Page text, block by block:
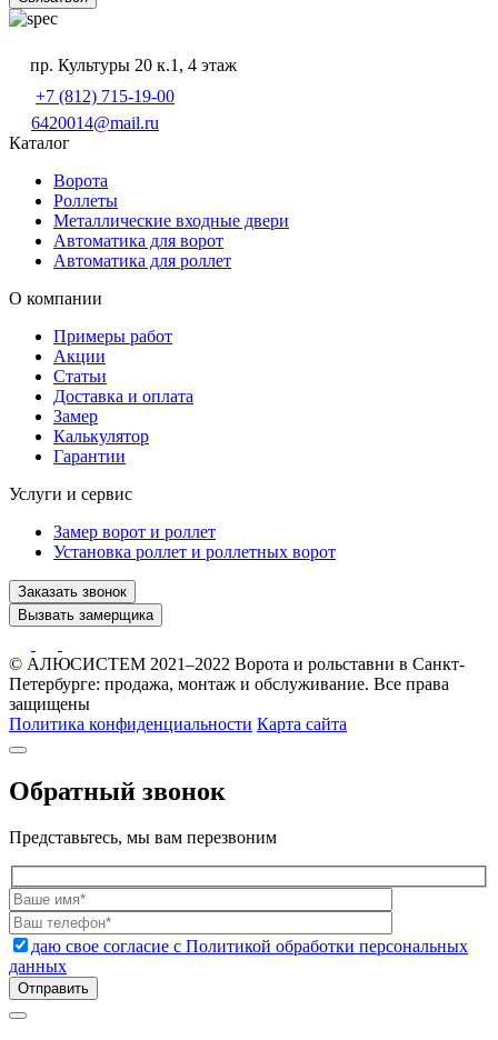
пр. Культуры 20 к.1, 4 этаж
+7 (812) 715-19-00
6420014@mail.ru
Каталог
Ворота
Роллеты
Металлические входные двери
Автоматика для ворот
Автоматика для роллет
О компании
Примеры работ
Акции
Статьи
Доставка и оплата
Замер
Калькулятор
Гарантии
Услуги и сервис
Замер ворот и роллет
Установка роллет и роллетных ворот
Заказать звонок
Вызвать замерщика
© АЛЮСИСТЕМ 2021–2022 Ворота и рольставни в Санкт-
Петербурге: продажа, монтаж и обслуживание. Все права
защищены
Политика конфиденциальности Карта сайта
Обратный звонок
Представьтесь, мы вам перезвоним
даю свое согласие с Политикой обработки персональных
данных